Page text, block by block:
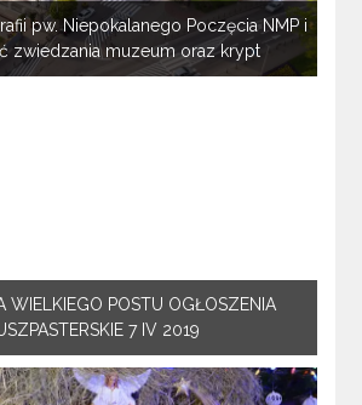
pw. Niepokalanego Poczęcia NMP i
zwiedzania muzeum oraz krypt
WIELKIEGO POSTU OGŁOSZENIA
7 IV 2019